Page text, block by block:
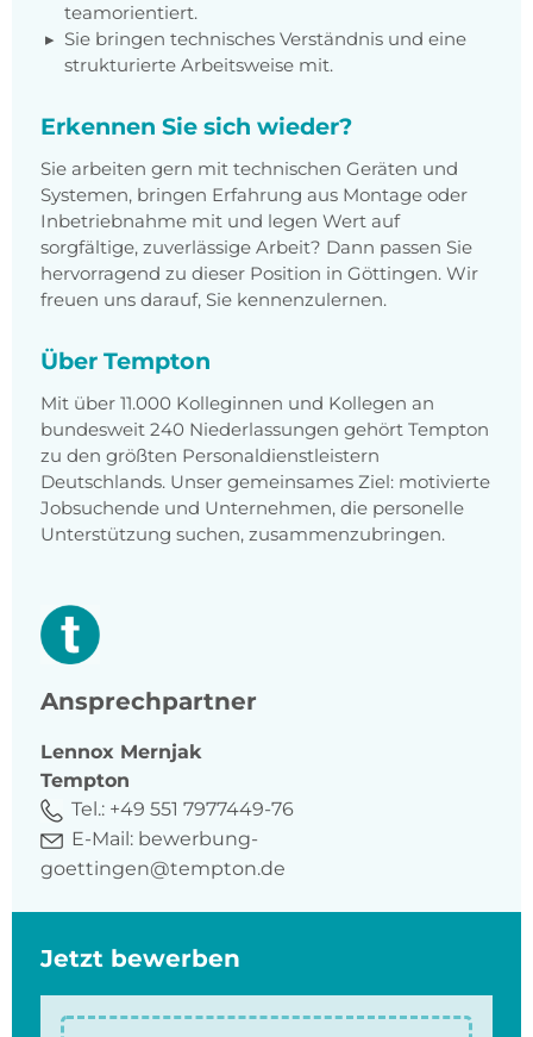
teamorientiert.
Sie bringen technisches Verständnis und eine
strukturierte Arbeitsweise mit.
Erkennen Sie sich wieder?
Sie arbeiten gern mit technischen Geräten und
Systemen, bringen Erfahrung aus Montage oder
Inbetriebnahme mit und legen Wert auf
sorgfältige, zuverlässige Arbeit? Dann passen Sie
hervorragend zu dieser Position in Göttingen. Wir
freuen uns darauf, Sie kennenzulernen.
Über Tempton
Mit über 11.000 Kolleginnen und Kollegen an
bundesweit 240 Niederlassungen gehört Tempton
zu den größten Personaldienstleistern
Deutschlands. Unser gemeinsames Ziel: motivierte
Jobsuchende und Unternehmen, die personelle
Unterstützung suchen, zusammenzubringen.
Ansprechpartner
Lennox Mernjak
Tempton
Tel.: +49 551 7977449-76
E-Mail: bewerbung-
goettingen@tempton.de
Jetzt bewerben